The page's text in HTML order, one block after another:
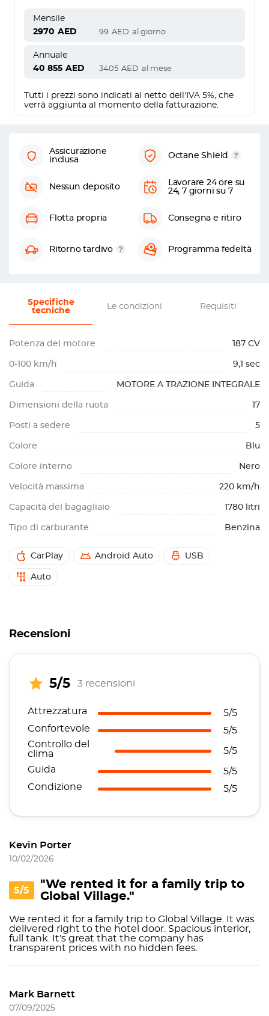
Mensile
2970 AED 99 AED al giorno
Annuale
40 855 AED 3405 AED al mese
Tutti i prezzi sono indicati al netto dell'IVA 5%, che
verrà aggiunta al momento della fatturazione.
Assicurazione
inclusa
Octane Shield
Nessun deposito
Lavorare 24 ore su
24, 7 giorni su 7
Flotta propria Consegna e ritiro
Ritorno tardivo Programma fedeltà
Specifiche
tecniche
Le condizioni Requisiti
Potenza del motore 187 CV
0-100 km/h 9,1 sec
Guida MOTORE A TRAZIONE INTEGRALE
Dimensioni della ruota 17
Posti a sedere 5
Colore Blu
Colore interno Nero
Velocità massima 220 km/h
Capacità del bagagliaio 1780 litri
Tipo di carburante Benzina
CarPlay Android Auto USB
Auto
Recensioni
5/5 3 recensioni
Attrezzatura
5/5
Confortevole
5/5
Controllo del
clima
5/5
Guida
5/5
Condizione
5/5
Kevin Porter
10/02/2026
5/5
"We rented it for a family trip to
Global Village."
We rented it for a family trip to Global Village. It was
delivered right to the hotel door. Spacious interior,
full tank. It's great that the company has
transparent prices with no hidden fees.
Mark Barnett
07/09/2025